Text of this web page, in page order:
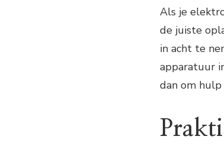
Als je
de juiste
in acht te
apparatuur
dan om hulp